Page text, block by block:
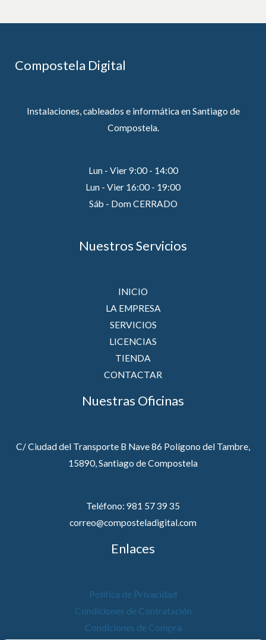
Compostela Digital
Instalaciones, cableados e informática en Santiago de
Compostela.
Lun - Vier 9:00 - 14:00
Lun - Vier 16:00 - 19:00
Sáb - Dom CERRADO
Nuestros Servicios
INICIO
LA EMPRESA
SERVICIOS
LICENCIAS
TIENDA
CONTACTAR
Nuestras Oficinas
C/ Ciudad del Transporte B Nave 86 Polígono del Tambre,
15890, Santiago de Compostela
Teléfono: 981 57 39 35
correo@composteladigital.com
Enlaces
Política de Privacidad
Condiciones de Contratación
Condiciones de Compra